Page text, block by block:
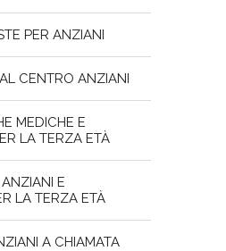
PER ANZIANI
CENTRO ANZIANI
MEDICHE E
LA TERZA ETÀ
E
LA TERZA ETÀ
A CHIAMATA